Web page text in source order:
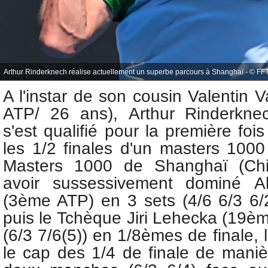
Arthur Rinderknech réalise actuellement un superbe parcours à Shanghaï - ©
A l'instar de son cousin Valentin
ATP/ 26 ans), Arthur
s'est qualifié pour la première
les 1/2 finales d'un masters
Masters 1000 de Shanghaï
avoir sussessivement dominé
(3ème ATP) en 3 sets (4/6 6/3
puis leTchèque Jiri Lehecka
(6/3 7/6(5)) en 1/8èmes de finale,
le cap des 1/4 de finale de